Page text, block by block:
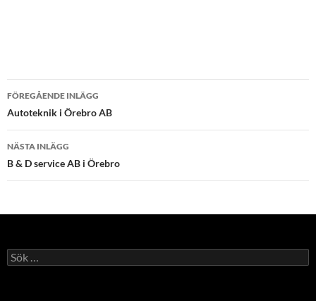
Inläggsnavigering
FÖREGÅENDE INLÄGG
Autoteknik i Örebro AB
NÄSTA INLÄGG
B & D service AB i Örebro
Sök
efter: